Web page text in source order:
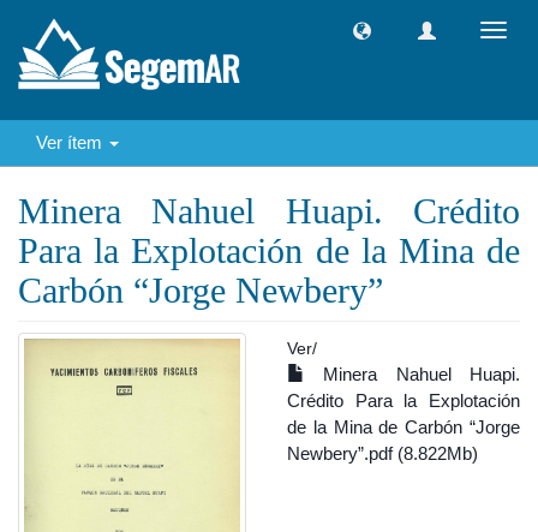
Ver ítem
Minera Nahuel Huapi. Crédito
Para la Explotación de la Mina de
Carbón “Jorge Newbery”
Ver/
Minera Nahuel Huapi.
Crédito Para la Explotación
de la Mina de Carbón “Jorge
Newbery”.pdf (8.822Mb)